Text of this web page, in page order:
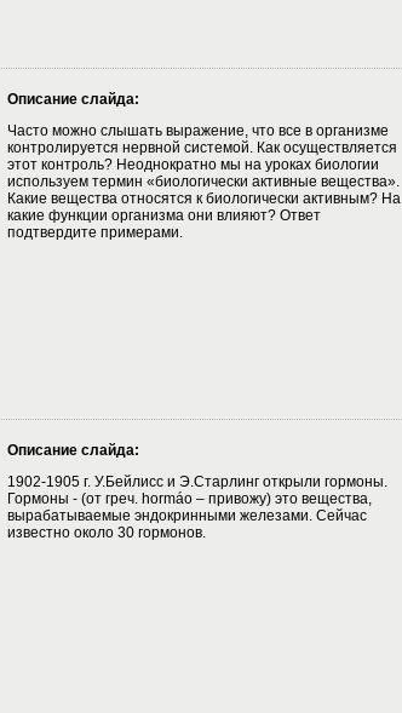
Описание слайда:
Часто можно слышать выражение, что все в организме
контролируется нервной системой. Как осуществляется
этот контроль? Неоднократно мы на уроках биологии
используем термин «биологически активные вещества».
Какие вещества относятся к биологически активным? На
какие функции организма они влияют? Ответ
подтвердите примерами.
Описание слайда:
1902-1905 г. У.Бейлисс и Э.Старлинг открыли гормоны.
Гормоны - (от греч. hormáo – привожу) это вещества,
вырабатываемые эндокринными железами. Сейчас
известно около 30 гормонов.